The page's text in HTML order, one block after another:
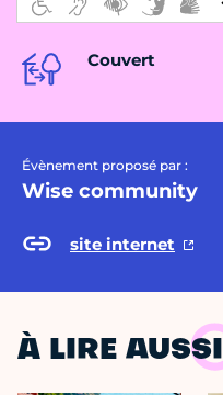
Couvert
Évènement proposé par :
Wise community
site internet
À LIRE AUSSI